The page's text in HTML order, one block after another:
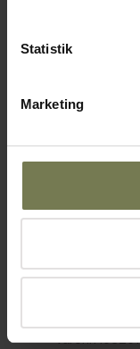
Statistik
Marketing
Varenr: